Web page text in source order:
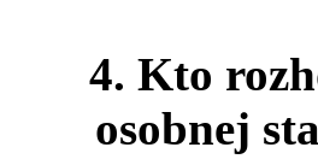
4. Kto
osobnej